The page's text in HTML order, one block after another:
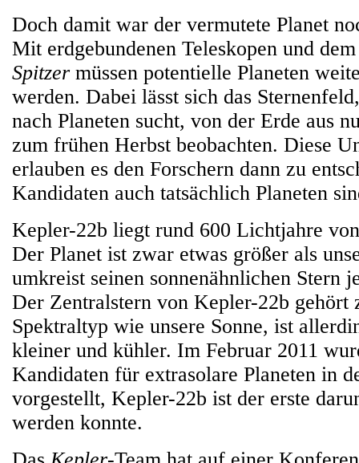
Doch damit war der vermutete Planet
Mit erdgebundenen Teleskopen und
Spitzer müssen potentielle Planeten
werden. Dabei lässt sich das
nach Planeten sucht, von der Erde aus
zum frühen Herbst beobachten. Diese
erlauben es den Forschern dann zu
Kandidaten auch tatsächlich Planeten
Kepler-22b liegt rund 600 Lichtjahre
Der Planet ist zwar etwas größer als
umkreist seinen sonnenähnlichen Stern
Der Zentralstern von Kepler-22b gehört
Spektraltyp wie unsere Sonne, ist
kleiner und kühler. Im Februar 2011
Kandidaten für extrasolare Planeten in
vorgestellt, Kepler-22b ist der erste
werden konnte.